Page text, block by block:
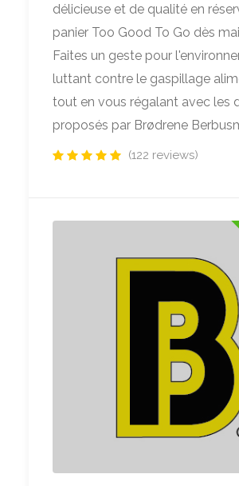
délicieuse et de qualité en
panier Too Good To Go dès
Faites un geste pour
luttant contre le gaspillage
tout en vous régalant avec les
proposés par Brødrene
(122 reviews)